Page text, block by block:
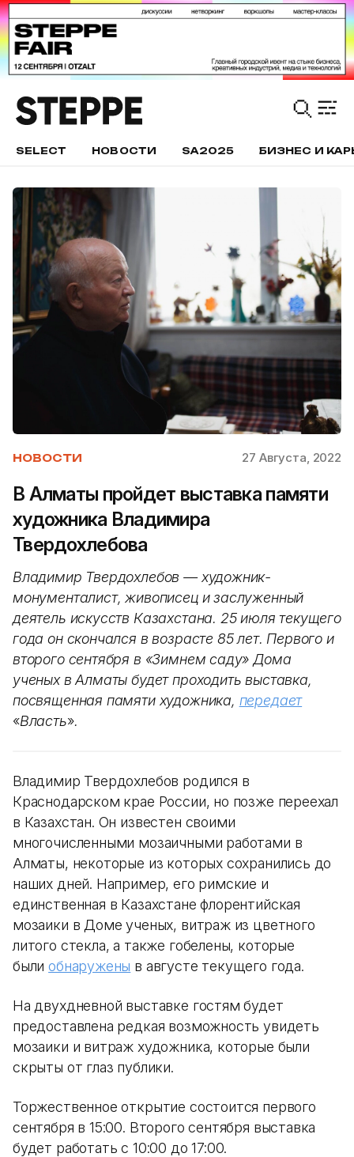
SELECT НОВОСТИ SA2025 БИЗНЕС И
НОВОСТИ 27 Августа, 2022
В Алматы пройдет выставка памяти
художника Владимира
Твердохлебова
Владимир Твердохлебов — художник-
монументалист, живописец и заслуженный
деятель искусств Казахстана. 25 июля текущего
года он скончался в возрасте 85 лет. Первого и
второго сентября в «Зимнем саду» Дома
ученых в Алматы будет проходить выставка,
посвященная памяти художника, передает
«Власть».
Владимир Твердохлебов родился в
Краснодарском крае России, но позже переехал
в Казахстан. Он известен своими
многочисленными мозаичными работами в
Алматы, некоторые из которых сохранились до
наших дней. Например, его римские и
единственная в Казахстане флорентийская
мозаики в Доме ученых, витраж из цветного
литого стекла, а также гобелены, которые
былиобнаружены в августе текущего года.
На двухдневной выставке гостям будет
предоставлена редкая возможность увидеть
мозаики и витраж художника, которые были
скрыты от глаз публики.
Торжественное открытие состоится первого
сентября в 15:00. Второго сентября выставка
будет работать с 10:00 до 17:00.